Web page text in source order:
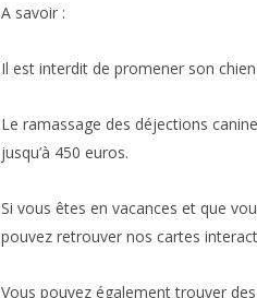
A savoir :
Il est interdit de promener son
Le ramassage des déjections
jusqu’à 450 euros.
Si vous êtes en vacances et que
pouvez retrouver nos cartes
Vous pouvez également trouver